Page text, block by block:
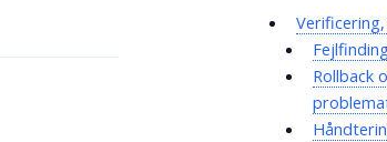
Rollback